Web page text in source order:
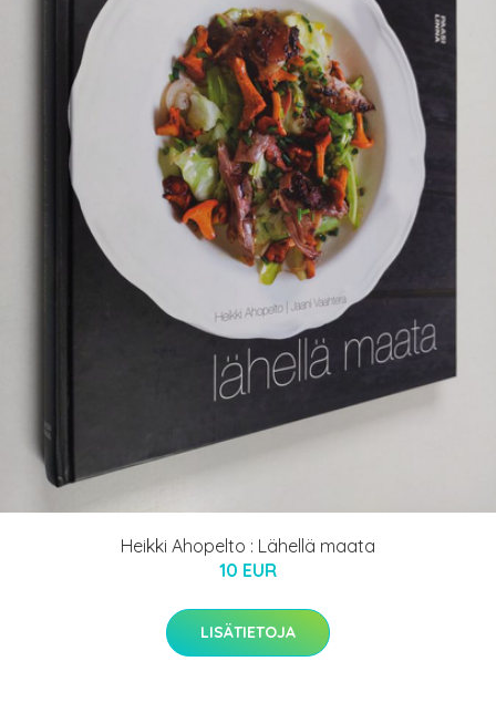
Heikki Ahopelto : Lähellä maata
10 EUR
LISÄTIETOJA